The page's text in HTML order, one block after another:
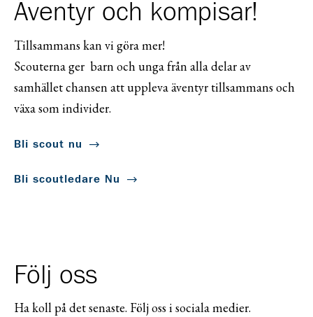
Äventyr och kompisar!
Tillsammans kan vi göra mer!
Scouterna ger barn och unga från alla delar av
samhället chansen att uppleva äventyr tillsammans och
växa som individer.
Bli scout nu
Bli scoutledare Nu
Följ oss
Ha koll på det senaste. Följ oss i sociala medier.